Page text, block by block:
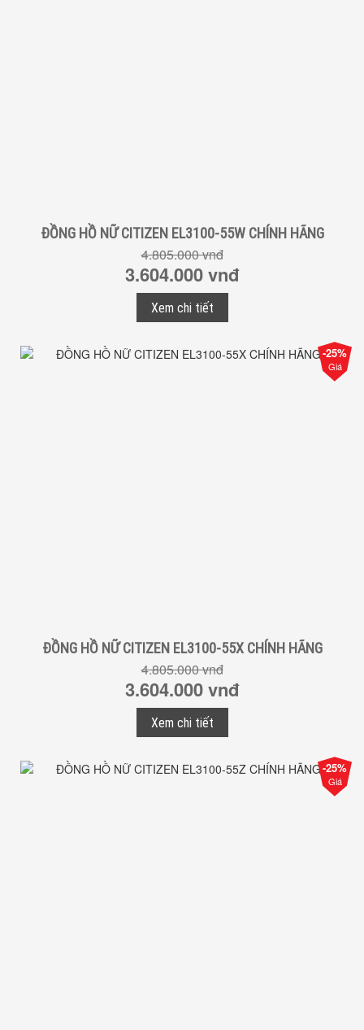
ĐỒNG HỒ NỮ CITIZEN EL3100-55W CHÍNH HÃNG
4.805.000 vnđ
3.604.000 vnđ
Xem chi tiết
-25%
Giá
ĐỒNG HỒ NỮ CITIZEN EL3100-55X CHÍNH HÃNG
4.805.000 vnđ
3.604.000 vnđ
Xem chi tiết
-25%
Giá